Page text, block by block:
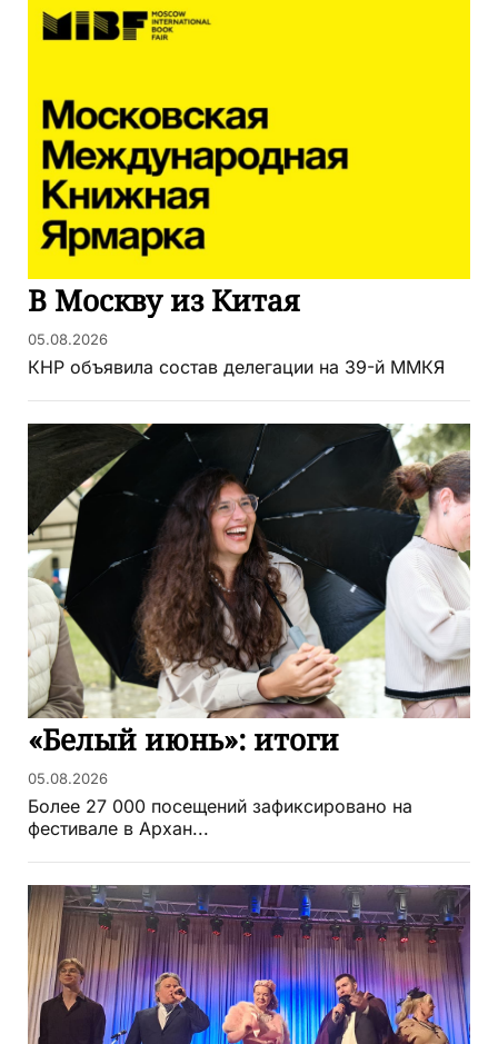
В Москву из Китая
05.08.2026
КНР объявила состав делегации на 39-й ММКЯ
«Белый июнь»: итоги
05.08.2026
Более 27 000 посещений зафиксировано на
фестивале в Архан...